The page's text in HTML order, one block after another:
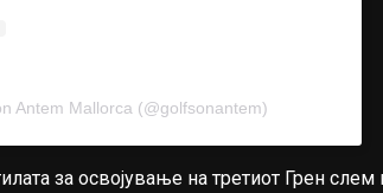
Antem Mallorca (@golfsonantem)
за освојување на третиот Грен слем